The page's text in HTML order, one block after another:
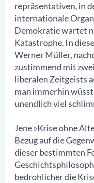
repräsentativen, in
internationale
Demokratie wartet
Katastrophe. In
Werner Müller,
zustimmend mit
liberalen Zeitgeists
man immerhin
unendlich viel
Jene »Krise ohne
Bezug auf die
dieser bestimmten
bedrohlicher die